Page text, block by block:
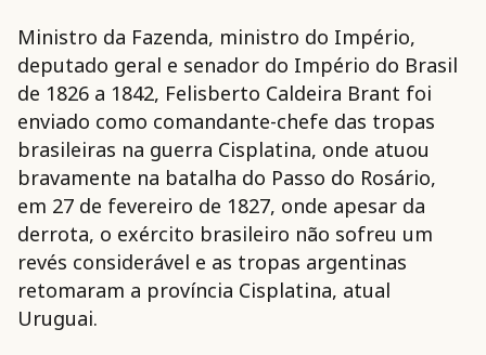
Ministro da Fazenda, ministro do Império,
deputado geral e senador do Império do Brasil
de 1826 a 1842, Felisberto Caldeira Brant foi
enviado como comandante-chefe das tropas
brasileiras na guerra Cisplatina, onde atuou
bravamente na batalha do Passo do Rosário,
em 27 de fevereiro de 1827, onde apesar da
derrota, o exército brasileiro não sofreu um
revés considerável e as tropas argentinas
retomaram a província Cisplatina, atual
Uruguai.